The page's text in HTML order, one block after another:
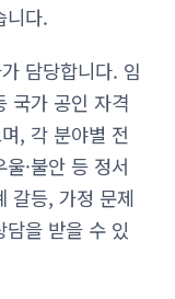
니다.
담당합니다. 임
국가 공인 자격
, 각 분야별 전
·불안 등 정서
갈등, 가정 문제
을 받을 수 있